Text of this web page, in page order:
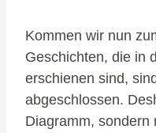
Kommen wir nun
Geschichten, die in
erschienen sind,
abgeschlossen.
Diagramm, sondern